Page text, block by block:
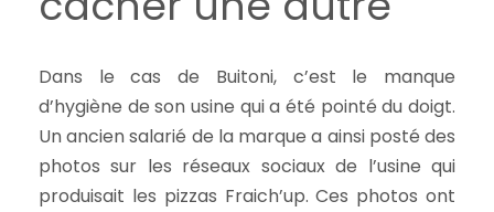
Dans le cas de Buitoni, c’est le manque
d’hygiène de son usine qui a été pointé du doigt.
Un ancien salarié de la marque a ainsi posté des
photos sur les réseaux sociaux de l’usine qui
produisait les pizzas Fraich’up. Ces photos ont